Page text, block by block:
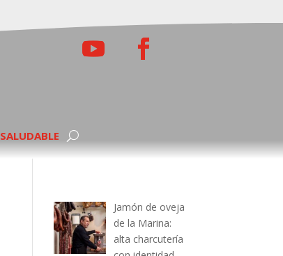
SALUDABLE
Jamón de oveja
de la Marina:
alta charcutería